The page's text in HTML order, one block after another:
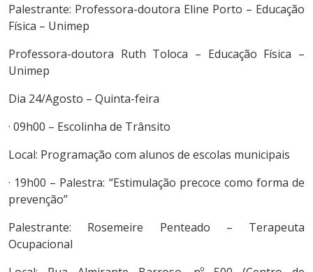
Palestrante: Professora-doutora Eline Porto – Educação
Física – Unimep
Professora-doutora Ruth Toloca – Educação Física –
Unimep
Dia 24/Agosto – Quinta-feira
· 09h00 – Escolinha de Trânsito
Local: Programação com alunos de escolas municipais
· 19h00 – Palestra: “Estimulação precoce como forma de
prevenção”
Palestrante: Rosemeire Penteado – Terapeuta
Ocupacional